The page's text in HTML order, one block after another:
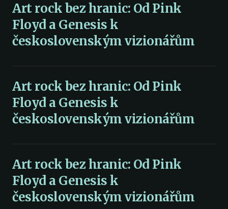
Art rock bez hranic: Od Pink
Floyd a Genesis k
československým vizionářům
Art rock bez hranic: Od Pink
Floyd a Genesis k
československým vizionářům
Art rock bez hranic: Od Pink
Floyd a Genesis k
československým vizionářům